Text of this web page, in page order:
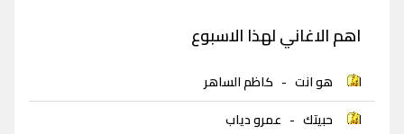
اهم الاغاني لهذا الاسبوع
هو انت - كاظم الساهر
حبيتك - عمرو دياب